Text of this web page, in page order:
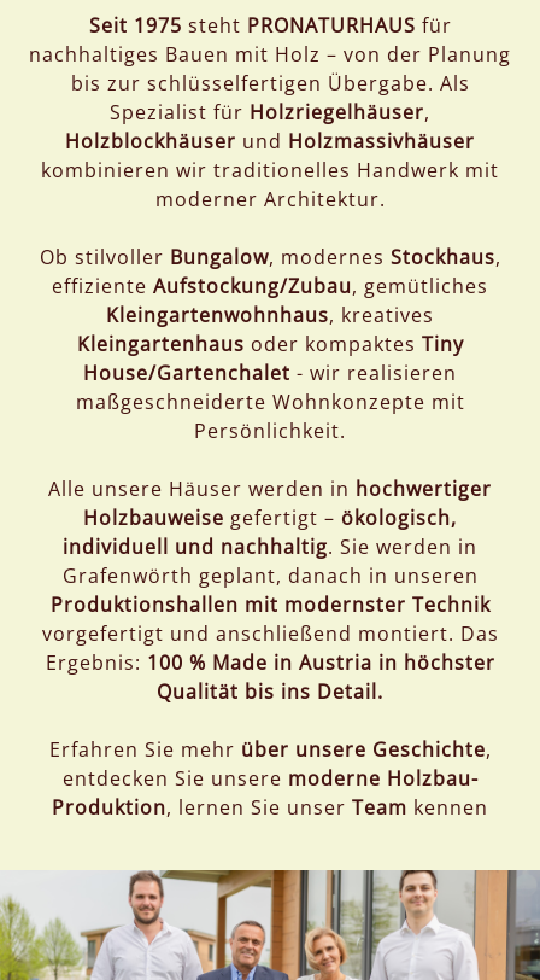
Seit 1975 steht PRONATURHAUS für
nachhaltiges Bauen mit Holz – von der Planung
bis zur schlüsselfertigen Übergabe. Als
Spezialist für Holzriegelhäuser,
Holzblockhäuser und Holzmassivhäuser
kombinieren wir traditionelles Handwerk mit
moderner Architektur.
Ob stilvoller Bungalow, modernes Stockhaus,
effiziente Aufstockung/Zubau, gemütliches
Kleingartenwohnhaus, kreatives
Kleingartenhaus oder kompaktes Tiny
House/Gartenchalet - wir realisieren
maßgeschneiderte Wohnkonzepte mit
Persönlichkeit.
Alle unsere Häuser werden in hochwertiger
Holzbauweise gefertigt – ökologisch,
individuell und nachhaltig. Sie werden in
Grafenwörth geplant, danach in unseren
Produktionshallen mit modernster Technik
vorgefertigt und anschließend montiert. Das
Ergebnis: 100 % Made in Austria in höchster
Qualität bis ins Detail.
Erfahren Sie mehr über unsere Geschichte,
entdecken Sie unsere moderne Holzbau-
Produktion, lernen Sie unser Team kennen
ÜBER UNS